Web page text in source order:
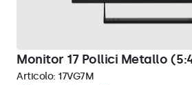
Monitor 17 Pollici Metallo
Articolo: 17VG7M